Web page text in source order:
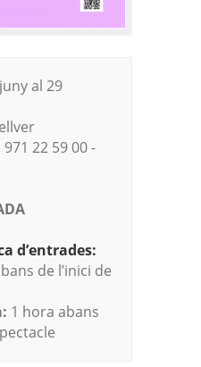
al 29
971 22 59 00 -
d’entrades:
de l’inici de
1 hora abans